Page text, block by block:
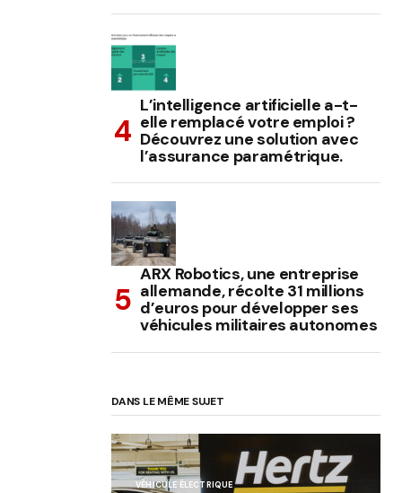
L’intelligence artificielle a-t-
elle remplacé votre emploi ?
Découvrez une solution avec
l’assurance paramétrique.
ARX Robotics, une entreprise
allemande, récolte 31 millions
d’euros pour développer ses
véhicules militaires autonomes
DANS LE MÊME SUJET
VÉHICULE ÉLECTRIQUE